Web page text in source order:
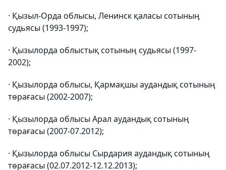
· Қызыл-Орда облысы, Ленинск қаласы сотының
судьясы (1993-1997);
· Қызылорда облыстық сотының судьясы (1997-
2002);
· Қызылорда облысы, Қармақшы аудандық сотының
төрағасы (2002-2007);
· Қызылорда облысы Арал аудандық сотының
төрағасы (2007-07.2012);
· Қызылорда облысы Сырдария аудандық сотының
төрағасы (02.07.2012-12.12.2013);